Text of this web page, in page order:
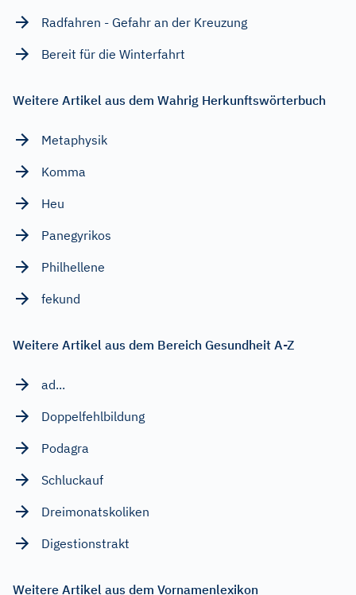
Radfahren - Gefahr an der Kreuzung
Bereit für die Winterfahrt
Weitere Artikel aus dem Wahrig Herkunftswörterbuch
Metaphysik
Komma
Heu
Panegyrikos
Philhellene
fekund
Weitere Artikel aus dem Bereich Gesundheit A-Z
ad...
Doppelfehlbildung
Podagra
Schluckauf
Dreimonatskoliken
Digestionstrakt
Weitere Artikel aus dem Vornamenlexikon